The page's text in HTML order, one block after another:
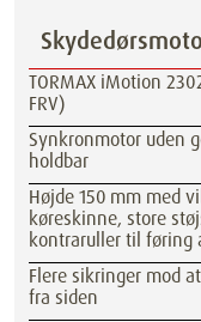
TORMAX iMotion
FRV)
Synkronmotor uden
holdbar
Højde 150 mm med
køreskinne, store
kontraruller til føring
Flere sikringer mod
fra siden